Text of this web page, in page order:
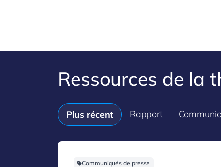
Ressources de la
Plus récent Rapport
Communiqués de presse